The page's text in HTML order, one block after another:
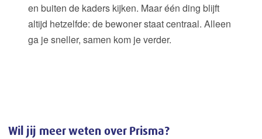
en buiten de kaders kijken. Maar één ding blijft
altijd hetzelfde: de bewoner staat centraal. Alleen
ga je sneller, samen kom je verder.
Wil jij meer weten over Prisma?